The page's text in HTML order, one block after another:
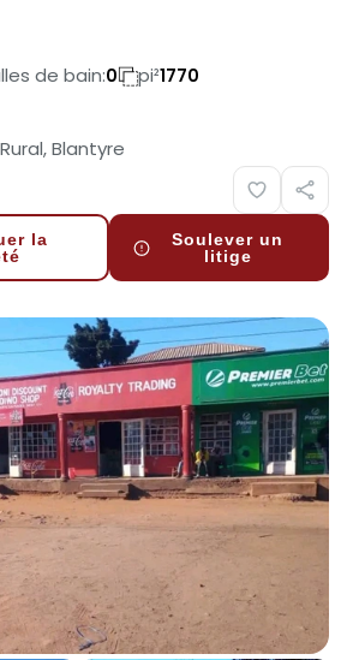
de bain:0 pi²1770
Blantyre
la
Soulever un
litige